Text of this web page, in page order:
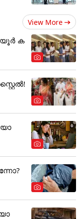
View More
ക